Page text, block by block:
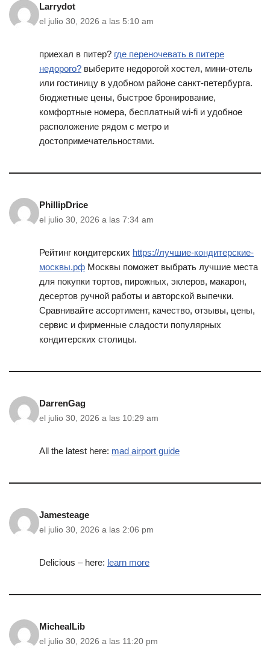
Larrydot
el julio 30, 2026 a las 5:10 am
приехал в питер? где переночевать в питере
недорого? выберите недорогой хостел, мини-отель
или гостиницу в удобном районе санкт-петербурга.
бюджетные цены, быстрое бронирование,
комфортные номера, бесплатный wi-fi и удобное
расположение рядом с метро и
достопримечательностями.
PhillipDrice
el julio 30, 2026 a las 7:34 am
Рейтинг кондитерских https://лучшие-кондитерские-
москвы.рф Москвы поможет выбрать лучшие места
для покупки тортов, пирожных, эклеров, макарон,
десертов ручной работы и авторской выпечки.
Сравнивайте ассортимент, качество, отзывы, цены,
сервис и фирменные сладости популярных
кондитерских столицы.
DarrenGag
el julio 30, 2026 a las 10:29 am
All the latest here: mad airport guide
Jamesteage
el julio 30, 2026 a las 2:06 pm
Delicious – here: learn more
MichealLib
el julio 30, 2026 a las 11:20 pm